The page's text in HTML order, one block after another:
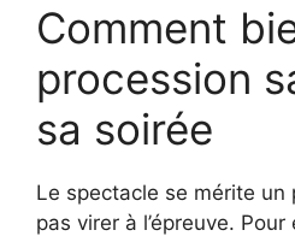
Comment bien voir une
procession
sa soirée
Le spectacle se mérite un
pas virer à l’épreuve.